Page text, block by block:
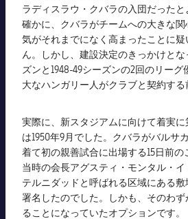
ラディスラウ・クバラの入団だったと
確かに、クバラがチームへの大きな
気がそれまでになく高まったことに
ん。しかし、建設決定のきっかけとな
ズンと1948-49シーズンの2回のリー
大なハンガリー人がクラブと契約する
実際に、新スタジアムに向けて着実
は1950年9月でした。クバラがバルサ
着て初の親善試合に出場する15日前の
当時の会長アグスティ・モンタル・
テルニダッドと呼ばれる区域にある
署名したのでした。しかも、そのわ
ることになっていたオプションです。